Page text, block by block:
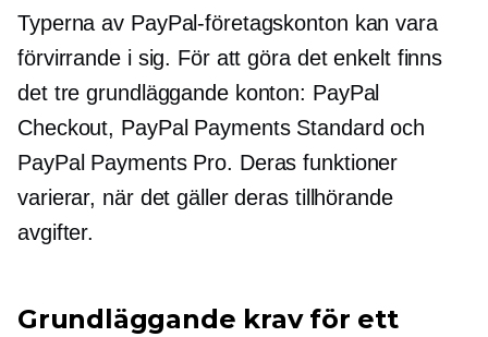
Typerna av PayPal-företagskonton kan vara
förvirrande i sig. För att göra det enkelt finns
det tre grundläggande konton: PayPal
Checkout, PayPal Payments Standard och
PayPal Payments Pro. Deras funktioner
varierar, när det gäller deras tillhörande
avgifter.
Grundläggande krav för ett